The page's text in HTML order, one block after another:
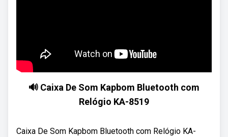
🔊 Caixa De Som Kapbom Bluetooth com
Relógio KA-8519
Caixa De Som Kapbom Bluetooth com Relógio KA-